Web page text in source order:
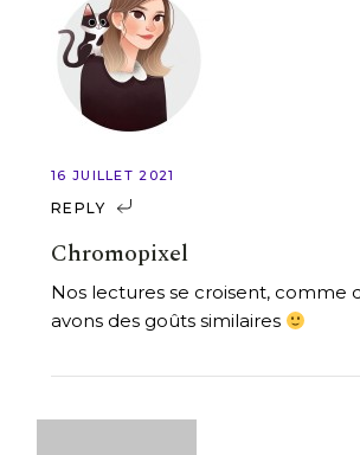
16 JUILLET 2021
REPLY
Chromopixel
Nos lectures se croisent, comme
avons des goûts similaires